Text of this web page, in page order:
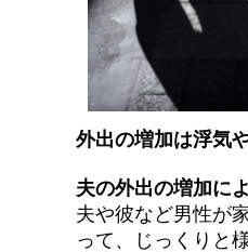
外出の増加は浮気
夫の外出の増加に
夫や彼など男性が
って、じっくりと